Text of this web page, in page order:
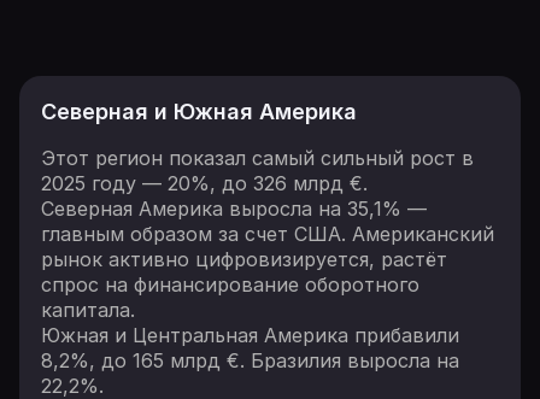
Северная и Южная Америка
Этот регион показал самый сильный рост в
2025 году — 20%, до 326 млрд €.
Северная Америка выросла на 35,1% —
главным образом за счет США. Американский
рынок активно цифровизируется, растёт
спрос на финансирование оборотного
капитала.
Южная и Центральная Америка прибавили
8,2%, до 165 млрд €. Бразилия выросла на
22,2%.